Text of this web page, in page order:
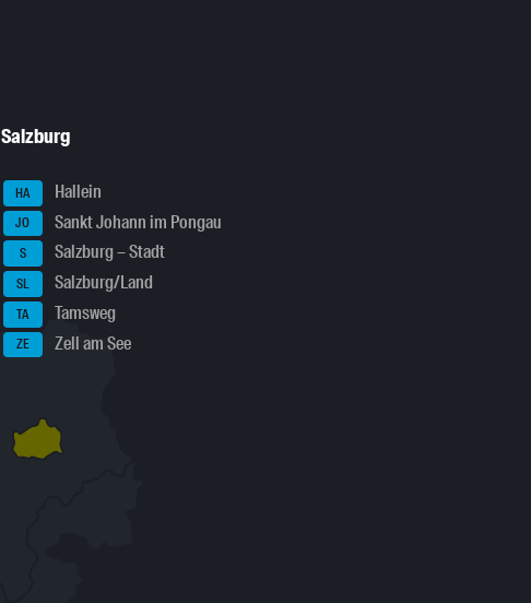
Salzburg
HA Hallein
JO Sankt Johann im Pongau
S Salzburg – Stadt
SL Salzburg/Land
TA Tamsweg
ZE Zell am See